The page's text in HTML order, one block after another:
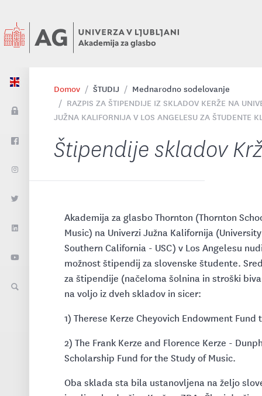
Domov ŠTUDIJ
Mednarodno sodelovanje
RAZPIS ZA ŠTIPENDIJE IZ SKLADOV KERŽE NA
JUŽNA KALIFORNIJA V LOS ANGELESU ZA ŠTUDENTE
Štipendije skladov
Akademija za glasbo Thornton (Thornton
Music) na Univerzi Južna Kalifornija
Southern California - USC) v Los Angelesu
možnost štipendij za slovenske študente.
za štipendije (načeloma šolnina in stroški
na voljo iz dveh skladov in sicer:
1) Therese Kerze Cheyovich Endowment Fund
2) The Frank Kerze and Florence Kerze -
Scholarship Fund for the Study of Music.
Oba sklada sta bila ustanovljena na željo